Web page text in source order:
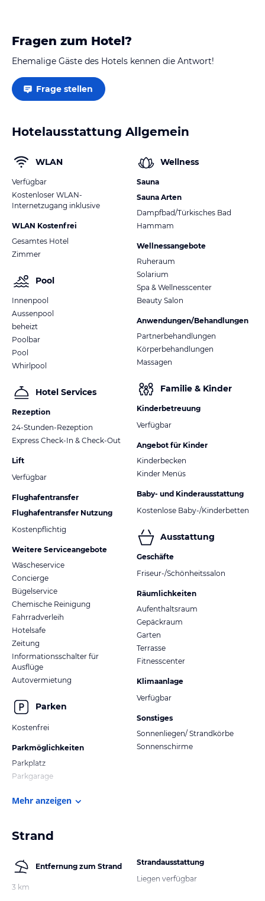
Die jungen Männern muß man mögen - und
ansprechen. Dann erfüllen Sie auch…
Fragen zum Hotel?
Ehemalige Gäste des Hotels kennen die Antwort!
Frage stellen
Hotelausstattung Allgemein
WLAN
Verfügbar
Kostenloser WLAN-
Internetzugang inklusive
WLAN Kostenfrei
Gesamtes Hotel
Zimmer
Pool
Innenpool
Aussenpool
beheizt
Poolbar
Pool
Whirlpool
Hotel Services
Rezeption
24-Stunden-Rezeption
Express Check-In & Check-Out
Lift
Verfügbar
Flughafentransfer
Flughafentransfer Nutzung
Kostenpflichtig
Weitere Serviceangebote
Wäscheservice
Concierge
Bügelservice
Chemische Reinigung
Fahrradverleih
Hotelsafe
Zeitung
Informationsschalter für
Ausflüge
Autovermietung
Parken
Kostenfrei
Parkmöglichkeiten
Parkplatz
Parkgarage
Wellness
Sauna
Sauna Arten
Dampfbad/Türkisches Bad
Hammam
Wellnessangebote
Ruheraum
Solarium
Spa & Wellnesscenter
Beauty Salon
Anwendungen/Behandlungen
Partnerbehandlungen
Körperbehandlungen
Massagen
Familie & Kinder
Kinderbetreuung
Verfügbar
Angebot für Kinder
Kinderbecken
Kinder Menüs
Baby- und Kinderausstattung
Kostenlose Baby-/Kinderbetten
Ausstattung
Geschäfte
Friseur-/Schönheitssalon
Räumlichkeiten
Aufenthaltsraum
Gepäckraum
Garten
Terrasse
Fitnesscenter
Klimaanlage
Verfügbar
Sonstiges
Sonnenliegen/ Strandkörbe
Sonnenschirme
Mehr anzeigen
Strand
Entfernung zum Strand
3 km
Strandausstattung
Liegen verfügbar